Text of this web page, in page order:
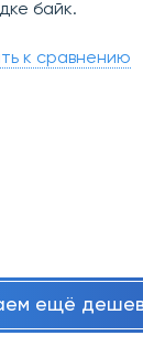
байк.
к сравнению
ещё